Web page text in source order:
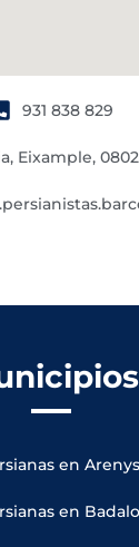
931 838 829
Eixample,
en
en